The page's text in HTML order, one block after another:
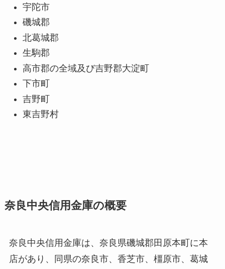
宇陀市
磯城郡
北葛城郡
生駒郡
高市郡の全域及び吉野郡大淀町
下市町
吉野町
東吉野村
奈良中央信用金庫の概要
奈良中央信用金庫は、奈良県磯城郡田原本町に本
店があり、同県の奈良市、香芝市、橿原市、葛城